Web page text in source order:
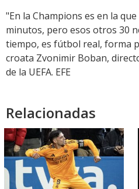
"En la Champions es en la
minutos, pero esos otros 30
tiempo, es fútbol real, forma
croata Zvonimir Boban,
de la UEFA. EFE
Relacionadas